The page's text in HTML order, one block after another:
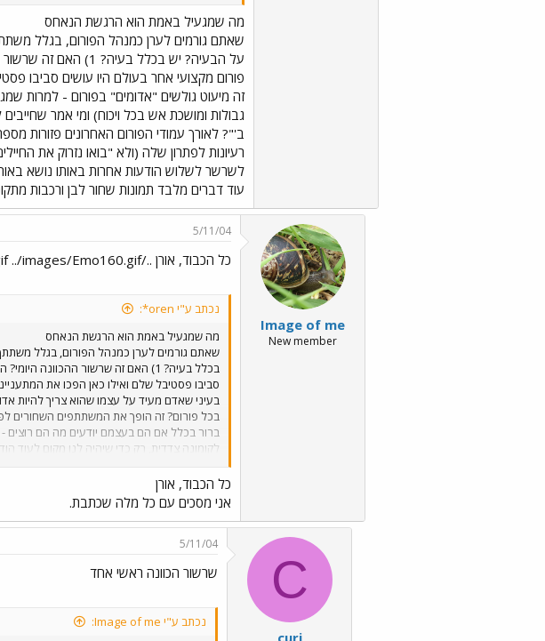
מה שמגעיל באמת הוא הרגשת הנאחס
שאתם גורמים לערן כמנהל הפורום, בגלל
זה מיעוט גולשים "אדומים" בפורום - למרות
גבולות ומושכת אש בכל ויכוח) ומי אמר
ב'"? לאורך עמודי הפורום האחרונים פזורות
רעיונות לפתרון שלה (ולא "בואו נזרוק את
לשרשר לשלוש הודעות אחרות באותו נושא
עוד דברים מלבד תמונות שחור לבן ורכבות
Image of me
New member
5/11/04
כל הכבוד, אורן ../images/Emo45.gif../images/Emo24.gif ../images/Emo160.gif
נכתב ע"י oren*:
מה שמגעיל באמת הוא הרגשת הנאחס
שאתם גורמים לערן כמנהל הפורום, בגלל
בעיני שאדם מעיד על עצמו שהוא צריך להיות
בכל פורום? זה הופך את המשתתפים השחורים
ברור בכלל אם הם בעצמם יודעים מה הם רוצים -
לקומונה צדדית, רק כדי שיהיה לנו מקום לעוד
האלה כלפי מנהלי הפורום וכלפי מי שרוצה
כל הכבוד, אורן
אני מסכים עם כל מלה שכתבת.
C
curi
5/11/04
שרשור הכוונה ראשי אחד
נכתב ע"י Image of me: